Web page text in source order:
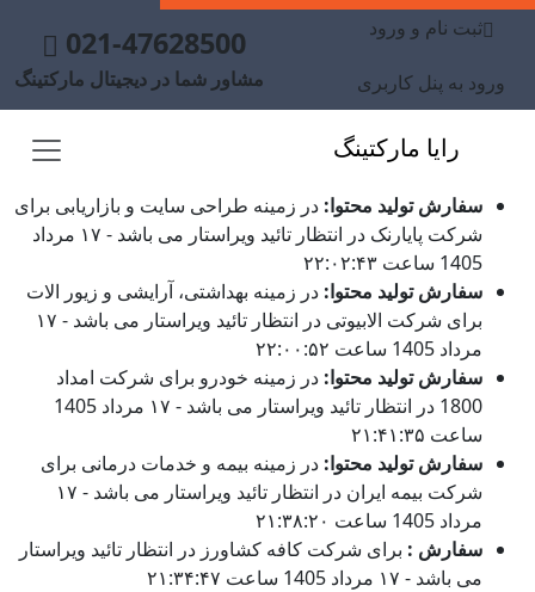
ثبت نام و ورود
ورود به پنل کاربری
021-47628500
مشاور شما در دیجیتال مارکتینگ
رایا مارکتینگ
سفارش تولید محتوا: در زمینه طراحی سایت و بازاریابی برای
شرکت پایارنک در انتظار تائید ویراستار می باشد - ۱۷ مرداد
1405 ساعت ۲۲:۰۲:۴۳
سفارش تولید محتوا: در زمینه بهداشتی، آرایشی و زیور الات
برای شرکت الابیوتی در انتظار تائید ویراستار می باشد - ۱۷
مرداد 1405 ساعت ۲۲:۰۰:۵۲
سفارش تولید محتوا: در زمینه خودرو برای شرکت امداد
1800 در انتظار تائید ویراستار می باشد - ۱۷ مرداد 1405
ساعت ۲۱:۴۱:۳۵
سفارش تولید محتوا: در زمینه بیمه و خدمات درمانی برای
شرکت بیمه ایران در انتظار تائید ویراستار می باشد - ۱۷
مرداد 1405 ساعت ۲۱:۳۸:۲۰
سفارش : برای شرکت کافه کشاورز در انتظار تائید ویراستار
می باشد - ۱۷ مرداد 1405 ساعت ۲۱:۳۴:۴۷